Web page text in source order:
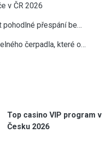
v ČR 2026
pohodlné přespání be…
čerpadla, které o…
Top casino VIP program v
Česku 2026